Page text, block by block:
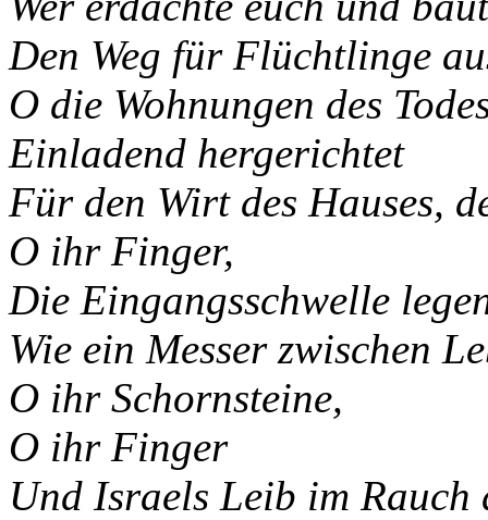
Den Weg für Flüchtlinge
O die Wohnungen des
Einladend hergerichtet
Für den Wirt des Hauses,
O ihr Finger,
Die Eingangsschwelle
Wie ein Messer zwischen
O ihr Schornsteine,
O ihr Finger
Und Israels Leib im